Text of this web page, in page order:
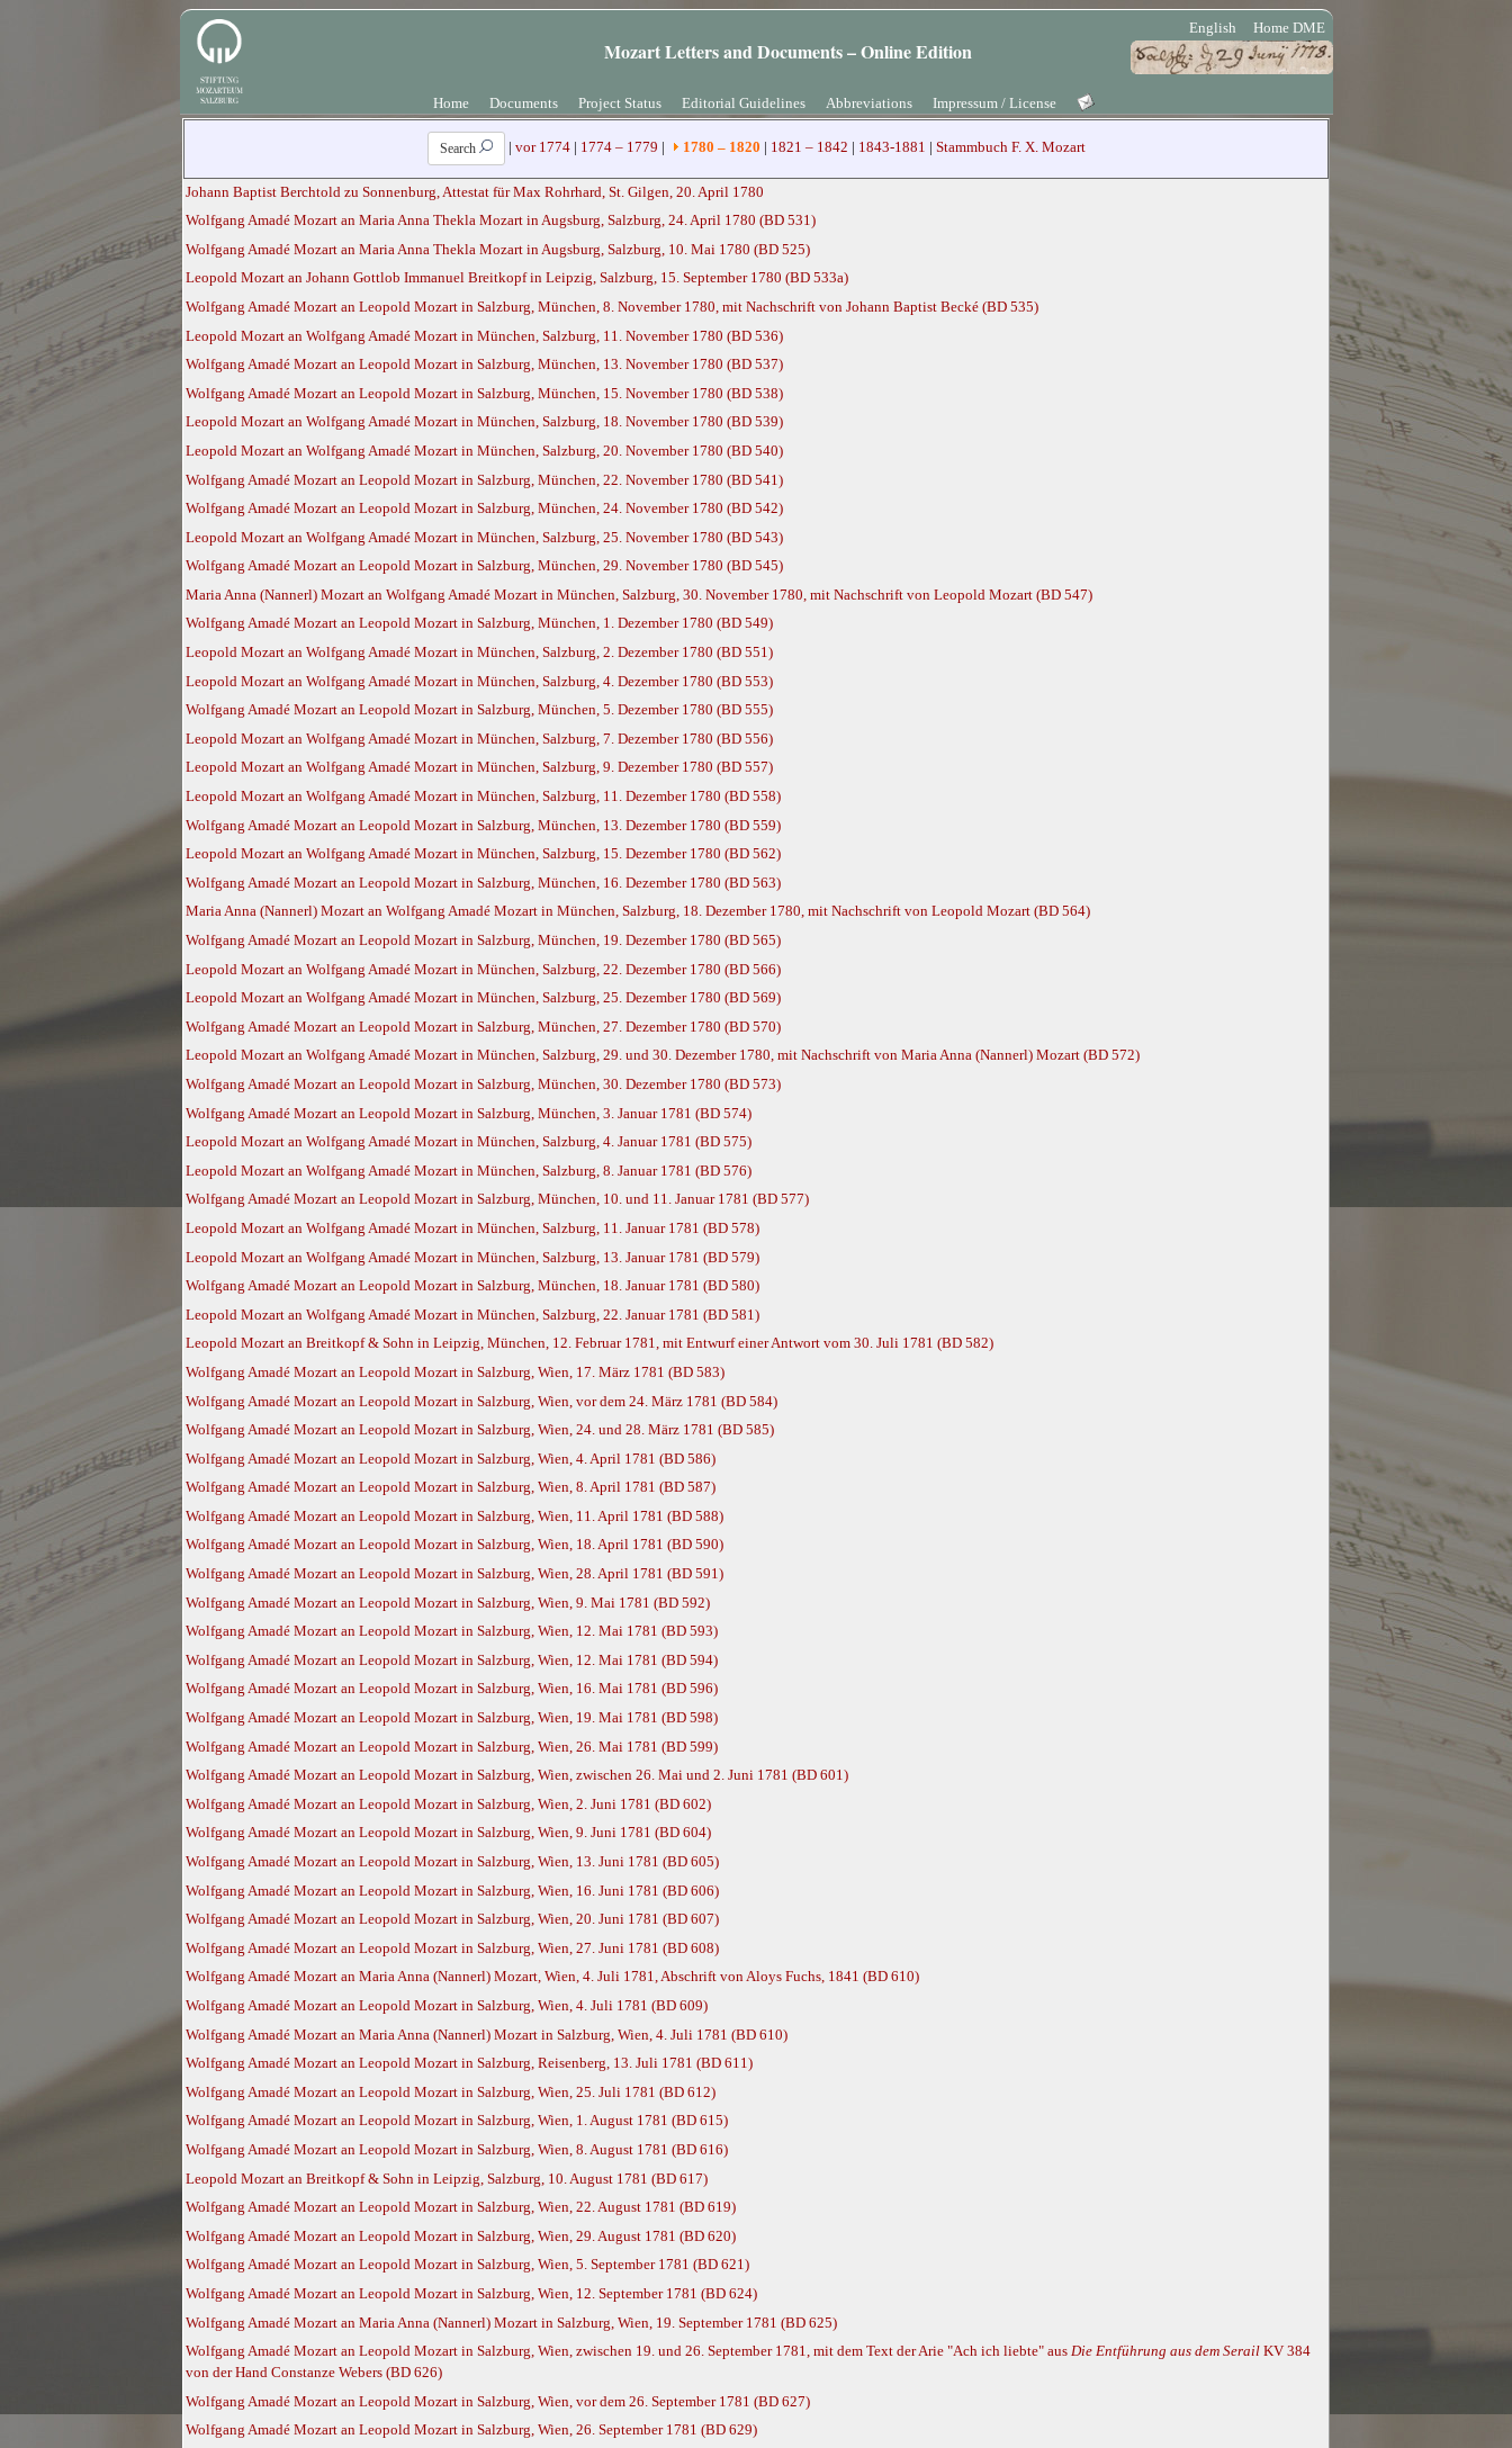
English Home DME
Mozart Letters and Documents – Online Edition
Home Documents Project Status Editorial Guidelines Abbreviations Impressum / License
Search | vor 1774| 1774 – 1779 | 1780 – 1820 | 1821 – 1842 | 1843-1881 | Stammbuch F. X. Mozart
Johann Baptist Berchtold zu Sonnenburg, Attestat für Max Rohrhard, St. Gilgen, 20. April 1780
Wolfgang Amadé Mozart an Maria Anna Thekla Mozart in Augsburg, Salzburg, 24. April 1780 (BD 531)
Wolfgang Amadé Mozart an Maria Anna Thekla Mozart in Augsburg, Salzburg, 10. Mai 1780 (BD 525)
Leopold Mozart an Johann Gottlob Immanuel Breitkopf in Leipzig, Salzburg, 15. September 1780 (BD 533a)
Wolfgang Amadé Mozart an Leopold Mozart in Salzburg, München, 8. November 1780, mit Nachschrift von Johann Baptist Becké (BD 535)
Leopold Mozart an Wolfgang Amadé Mozart in München, Salzburg, 11. November 1780 (BD 536)
Wolfgang Amadé Mozart an Leopold Mozart in Salzburg, München, 13. November 1780 (BD 537)
Wolfgang Amadé Mozart an Leopold Mozart in Salzburg, München, 15. November 1780 (BD 538)
Leopold Mozart an Wolfgang Amadé Mozart in München, Salzburg, 18. November 1780 (BD 539)
Leopold Mozart an Wolfgang Amadé Mozart in München, Salzburg, 20. November 1780 (BD 540)
Wolfgang Amadé Mozart an Leopold Mozart in Salzburg, München, 22. November 1780 (BD 541)
Wolfgang Amadé Mozart an Leopold Mozart in Salzburg, München, 24. November 1780 (BD 542)
Leopold Mozart an Wolfgang Amadé Mozart in München, Salzburg, 25. November 1780 (BD 543)
Wolfgang Amadé Mozart an Leopold Mozart in Salzburg, München, 29. November 1780 (BD 545)
Maria Anna (Nannerl) Mozart an Wolfgang Amadé Mozart in München, Salzburg, 30. November 1780, mit Nachschrift von Leopold Mozart (BD 547)
Wolfgang Amadé Mozart an Leopold Mozart in Salzburg, München, 1. Dezember 1780 (BD 549)
Leopold Mozart an Wolfgang Amadé Mozart in München, Salzburg, 2. Dezember 1780 (BD 551)
Leopold Mozart an Wolfgang Amadé Mozart in München, Salzburg, 4. Dezember 1780 (BD 553)
Wolfgang Amadé Mozart an Leopold Mozart in Salzburg, München, 5. Dezember 1780 (BD 555)
Leopold Mozart an Wolfgang Amadé Mozart in München, Salzburg, 7. Dezember 1780 (BD 556)
Leopold Mozart an Wolfgang Amadé Mozart in München, Salzburg, 9. Dezember 1780 (BD 557)
Leopold Mozart an Wolfgang Amadé Mozart in München, Salzburg, 11. Dezember 1780 (BD 558)
Wolfgang Amadé Mozart an Leopold Mozart in Salzburg, München, 13. Dezember 1780 (BD 559)
Leopold Mozart an Wolfgang Amadé Mozart in München, Salzburg, 15. Dezember 1780 (BD 562)
Wolfgang Amadé Mozart an Leopold Mozart in Salzburg, München, 16. Dezember 1780 (BD 563)
Maria Anna (Nannerl) Mozart an Wolfgang Amadé Mozart in München, Salzburg, 18. Dezember 1780, mit Nachschrift von Leopold Mozart (BD 564)
Wolfgang Amadé Mozart an Leopold Mozart in Salzburg, München, 19. Dezember 1780 (BD 565)
Leopold Mozart an Wolfgang Amadé Mozart in München, Salzburg, 22. Dezember 1780 (BD 566)
Leopold Mozart an Wolfgang Amadé Mozart in München, Salzburg, 25. Dezember 1780 (BD 569)
Wolfgang Amadé Mozart an Leopold Mozart in Salzburg, München, 27. Dezember 1780 (BD 570)
Leopold Mozart an Wolfgang Amadé Mozart in München, Salzburg, 29. und 30. Dezember 1780, mit Nachschrift von Maria Anna (Nannerl) Mozart (BD 572)
Wolfgang Amadé Mozart an Leopold Mozart in Salzburg, München, 30. Dezember 1780 (BD 573)
Wolfgang Amadé Mozart an Leopold Mozart in Salzburg, München, 3. Januar 1781 (BD 574)
Leopold Mozart an Wolfgang Amadé Mozart in München, Salzburg, 4. Januar 1781 (BD 575)
Leopold Mozart an Wolfgang Amadé Mozart in München, Salzburg, 8. Januar 1781 (BD 576)
Wolfgang Amadé Mozart an Leopold Mozart in Salzburg, München, 10. und 11. Januar 1781 (BD 577)
Leopold Mozart an Wolfgang Amadé Mozart in München, Salzburg, 11. Januar 1781 (BD 578)
Leopold Mozart an Wolfgang Amadé Mozart in München, Salzburg, 13. Januar 1781 (BD 579)
Wolfgang Amadé Mozart an Leopold Mozart in Salzburg, München, 18. Januar 1781 (BD 580)
Leopold Mozart an Wolfgang Amadé Mozart in München, Salzburg, 22. Januar 1781 (BD 581)
Leopold Mozart an Breitkopf & Sohn in Leipzig, München, 12. Februar 1781, mit Entwurf einer Antwort vom 30. Juli 1781 (BD 582)
Wolfgang Amadé Mozart an Leopold Mozart in Salzburg, Wien, 17. März 1781 (BD 583)
Wolfgang Amadé Mozart an Leopold Mozart in Salzburg, Wien, vor dem 24. März 1781 (BD 584)
Wolfgang Amadé Mozart an Leopold Mozart in Salzburg, Wien, 24. und 28. März 1781 (BD 585)
Wolfgang Amadé Mozart an Leopold Mozart in Salzburg, Wien, 4. April 1781 (BD 586)
Wolfgang Amadé Mozart an Leopold Mozart in Salzburg, Wien, 8. April 1781 (BD 587)
Wolfgang Amadé Mozart an Leopold Mozart in Salzburg, Wien, 11. April 1781 (BD 588)
Wolfgang Amadé Mozart an Leopold Mozart in Salzburg, Wien, 18. April 1781 (BD 590)
Wolfgang Amadé Mozart an Leopold Mozart in Salzburg, Wien, 28. April 1781 (BD 591)
Wolfgang Amadé Mozart an Leopold Mozart in Salzburg, Wien, 9. Mai 1781 (BD 592)
Wolfgang Amadé Mozart an Leopold Mozart in Salzburg, Wien, 12. Mai 1781 (BD 593)
Wolfgang Amadé Mozart an Leopold Mozart in Salzburg, Wien, 12. Mai 1781 (BD 594)
Wolfgang Amadé Mozart an Leopold Mozart in Salzburg, Wien, 16. Mai 1781 (BD 596)
Wolfgang Amadé Mozart an Leopold Mozart in Salzburg, Wien, 19. Mai 1781 (BD 598)
Wolfgang Amadé Mozart an Leopold Mozart in Salzburg, Wien, 26. Mai 1781 (BD 599)
Wolfgang Amadé Mozart an Leopold Mozart in Salzburg, Wien, zwischen 26. Mai und 2. Juni 1781 (BD 601)
Wolfgang Amadé Mozart an Leopold Mozart in Salzburg, Wien, 2. Juni 1781 (BD 602)
Wolfgang Amadé Mozart an Leopold Mozart in Salzburg, Wien, 9. Juni 1781 (BD 604)
Wolfgang Amadé Mozart an Leopold Mozart in Salzburg, Wien, 13. Juni 1781 (BD 605)
Wolfgang Amadé Mozart an Leopold Mozart in Salzburg, Wien, 16. Juni 1781 (BD 606)
Wolfgang Amadé Mozart an Leopold Mozart in Salzburg, Wien, 20. Juni 1781 (BD 607)
Wolfgang Amadé Mozart an Leopold Mozart in Salzburg, Wien, 27. Juni 1781 (BD 608)
Wolfgang Amadé Mozart an Maria Anna (Nannerl) Mozart, Wien, 4. Juli 1781, Abschrift von Aloys Fuchs, 1841 (BD 610)
Wolfgang Amadé Mozart an Leopold Mozart in Salzburg, Wien, 4. Juli 1781 (BD 609)
Wolfgang Amadé Mozart an Maria Anna (Nannerl) Mozart in Salzburg, Wien, 4. Juli 1781 (BD 610)
Wolfgang Amadé Mozart an Leopold Mozart in Salzburg, Reisenberg, 13. Juli 1781 (BD 611)
Wolfgang Amadé Mozart an Leopold Mozart in Salzburg, Wien, 25. Juli 1781 (BD 612)
Wolfgang Amadé Mozart an Leopold Mozart in Salzburg, Wien, 1. August 1781 (BD 615)
Wolfgang Amadé Mozart an Leopold Mozart in Salzburg, Wien, 8. August 1781 (BD 616)
Leopold Mozart an Breitkopf & Sohn in Leipzig, Salzburg, 10. August 1781 (BD 617)
Wolfgang Amadé Mozart an Leopold Mozart in Salzburg, Wien, 22. August 1781 (BD 619)
Wolfgang Amadé Mozart an Leopold Mozart in Salzburg, Wien, 29. August 1781 (BD 620)
Wolfgang Amadé Mozart an Leopold Mozart in Salzburg, Wien, 5. September 1781 (BD 621)
Wolfgang Amadé Mozart an Leopold Mozart in Salzburg, Wien, 12. September 1781 (BD 624)
Wolfgang Amadé Mozart an Maria Anna (Nannerl) Mozart in Salzburg, Wien, 19. September 1781 (BD 625)
Wolfgang Amadé Mozart an Leopold Mozart in Salzburg, Wien, zwischen 19. und 26. September 1781, mit dem Text der Arie "Ach ich liebte" aus Die Entführung aus dem Serail KV 384
von der Hand Constanze Webers (BD 626)
Wolfgang Amadé Mozart an Leopold Mozart in Salzburg, Wien, vor dem 26. September 1781 (BD 627)
Wolfgang Amadé Mozart an Leopold Mozart in Salzburg, Wien, 26. September 1781 (BD 629)